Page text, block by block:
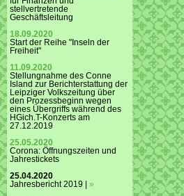
stellvertretende
Geschäftsleitung
18.09.2020
Start der Reihe "Inseln der
Freiheit"
11.09.2020
Stellungnahme des Conne
Island zur Berichterstattung der
Leipziger Volkszeitung über
den Prozessbeginn wegen
eines Übergriffs während des
HGich.T-Konzerts am
27.12.2019
25.05.2020
Corona: Öffnungszeiten und
Jahrestickets
25.04.2020
Jahresbericht 2019 | »